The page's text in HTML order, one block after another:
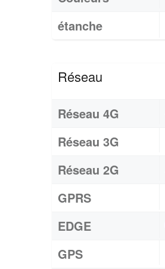
étanche
Réseau
Réseau 4G
Réseau 3G
Réseau 2G
GPRS
EDGE
GPS